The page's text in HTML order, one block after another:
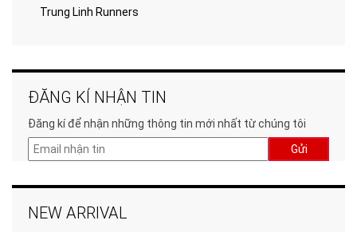
Trung Linh Runners
ĐĂNG KÍ NHẬN TIN
Đăng kí để nhận những thông tin mới nhất từ chúng tôi
Gửi
NEW ARRIVAL